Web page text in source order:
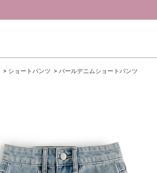
ショートパンツ パールデニムショートパンツ